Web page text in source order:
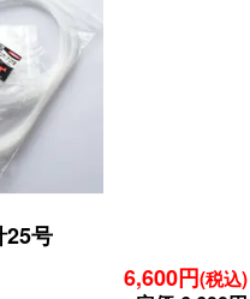
25号
6,600円(税込)